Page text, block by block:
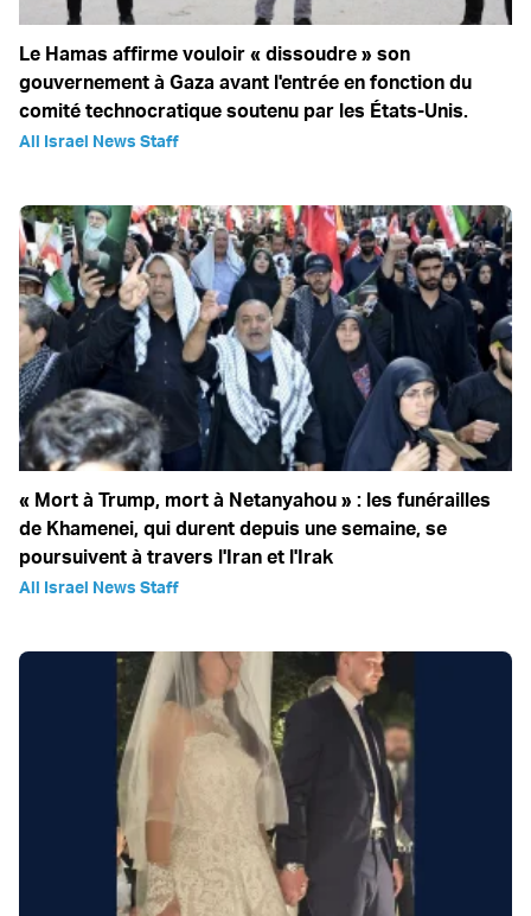
Le Hamas affirme vouloir « dissoudre » son
gouvernement à Gaza avant l'entrée en fonction du
comité technocratique soutenu par les États-Unis.
All Israel News Staff
« Mort à Trump, mort à Netanyahou » : les funérailles
de Khamenei, qui durent depuis une semaine, se
poursuivent à travers l'Iran et l'Irak
All Israel News Staff